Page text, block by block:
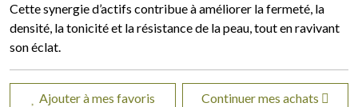
Cette synergie d’actifs contribue à améliorer la fermeté, la
densité, la tonicité et la résistance de la peau, tout en ravivant
son éclat.
Ajouter à mes favoris Continuer mes achats